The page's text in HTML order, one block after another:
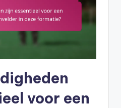
voor een